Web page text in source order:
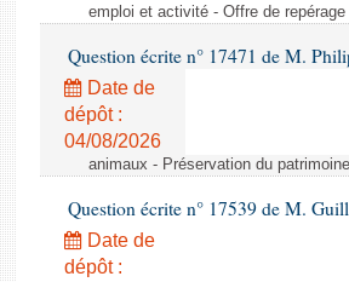
emploi et activité - Offre de
Question écrite n° 17471 de M.
Date de
dépôt :
04/08/2026
animaux - Préservation du
Question écrite n° 17539 de M.
Date de
dépôt :